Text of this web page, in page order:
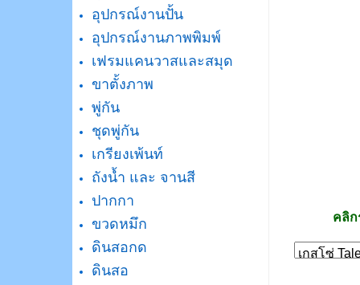
อุปกรณ์งานปั้น
อุปกรณ์งานภาพพิมพ์
เฟรมแคนวาสและสมุด
ขาตั้งภาพ
พู่กัน
ชุดพู่กัน
เกรียงเพ้นท์
ถังน้ำ และ จานสี
ปากกา
ขวดหมึก
ดินสอกด
ดินสอ
คลิก